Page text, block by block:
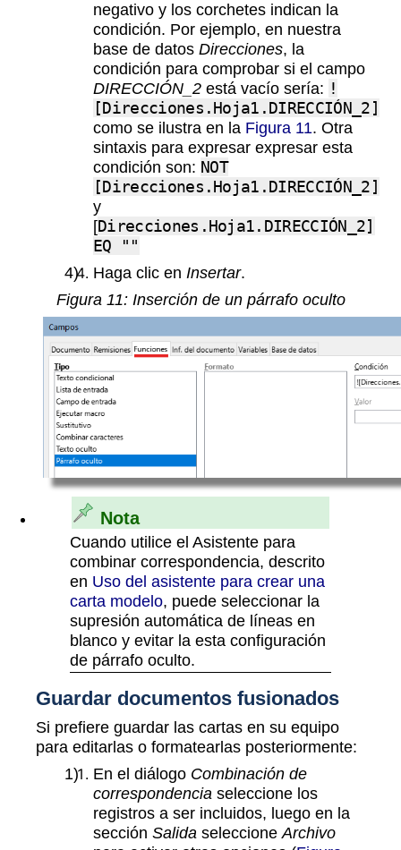
negativo y los corchetes indican la
condición. Por ejemplo, en nuestra
base de datos Direcciones, la
condición para comprobar si el campo
DIRECCIÓN_2 está vacío sería: !
[Direcciones.Hoja1.DIRECCIÓN_2]
como se ilustra en la Figura 11. Otra
sintaxis para expresar expresar esta
condición son: NOT
[Direcciones.Hoja1.DIRECCIÓN_2]
y
[Direcciones.Hoja1.DIRECCIÓN_2]
EQ ""
Haga clic en Insertar.
Figura 11: Inserción de un párrafo oculto
Nota
Cuando utilice el Asistente para
combinar correspondencia, descrito
en Uso del asistente para crear una
carta modelo, puede seleccionar la
supresión automática de líneas en
blanco y evitar la esta configuración
de párrafo oculto.
Guardar documentos fusionados
Si prefiere guardar las cartas en su equipo
para editarlas o formatearlas posteriormente:
En el diálogo Combinación de
correspondencia seleccione los
registros a ser incluidos, luego en la
sección Salida seleccione Archivo